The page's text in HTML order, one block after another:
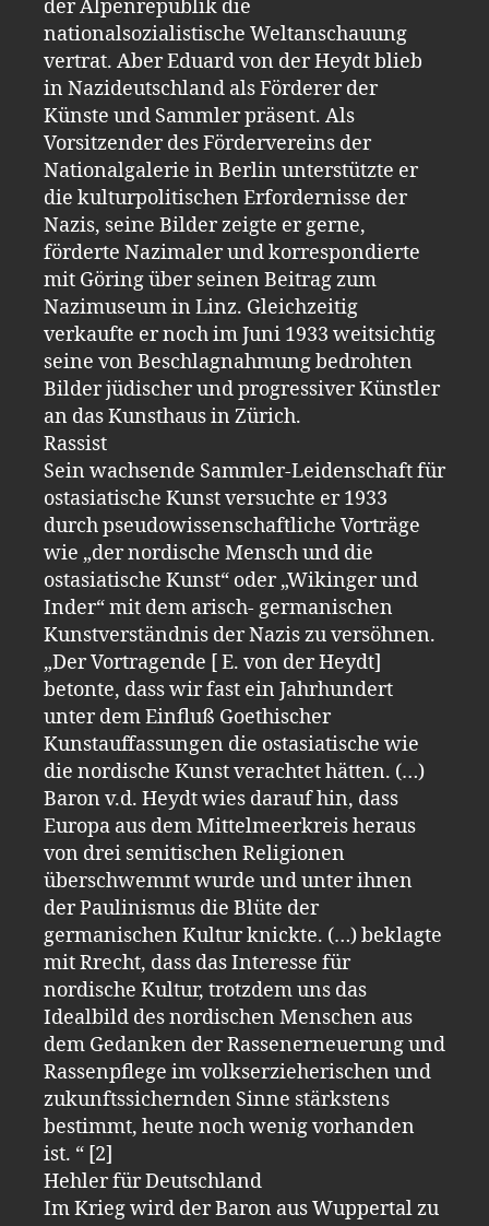
der Alpenrepublik die
nationalsozialistische Weltanschauung
vertrat. Aber Eduard von der Heydt blieb
in Nazideutschland als Förderer der
Künste und Sammler präsent. Als
Vorsitzender des Fördervereins der
Nationalgalerie in Berlin unterstützte er
die kulturpolitischen Erfordernisse der
Nazis, seine Bilder zeigte er gerne,
förderte Nazimaler und korrespondierte
mit Göring über seinen Beitrag zum
Nazimuseum in Linz. Gleichzeitig
verkaufte er noch im Juni 1933 weitsichtig
seine von Beschlagnahmung bedrohten
Bilder jüdischer und progressiver Künstler
an das Kunsthaus in Zürich.
Rassist
Sein wachsende Sammler-Leidenschaft für
ostasiatische Kunst versuchte er 1933
durch pseudowissenschaftliche Vorträge
wie „der nordische Mensch und die
ostasiatische Kunst“ oder „Wikinger und
Inder“ mit dem arisch- germanischen
Kunstverständnis der Nazis zu versöhnen.
„Der Vortragende [ E. von der Heydt]
betonte, dass wir fast ein Jahrhundert
unter dem Einfluß Goethischer
Kunstauffassungen die ostasiatische wie
die nordische Kunst verachtet hätten. (…)
Baron v.d. Heydt wies darauf hin, dass
Europa aus dem Mittelmeerkreis heraus
von drei semitischen Religionen
überschwemmt wurde und unter ihnen
der Paulinismus die Blüte der
germanischen Kultur knickte. (…) beklagte
mit Rrecht, dass das Interesse für
nordische Kultur, trotzdem uns das
Idealbild des nordischen Menschen aus
dem Gedanken der Rassenerneuerung und
Rassenpflege im volkserzieherischen und
zukunftssichernden Sinne stärkstens
bestimmt, heute noch wenig vorhanden
ist. “ [2]
Hehler für Deutschland
Im Krieg wird der Baron aus Wuppertal zu